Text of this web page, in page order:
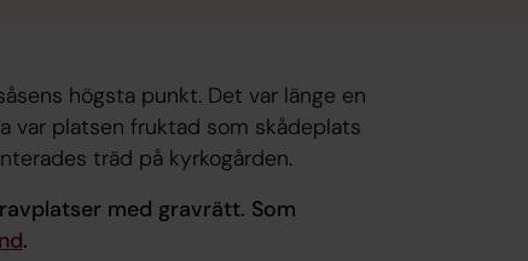
högsta punkt. Det var länge en
var platsen fruktad som skådeplats
träd på kyrkogården.
med gravrätt. Som
.